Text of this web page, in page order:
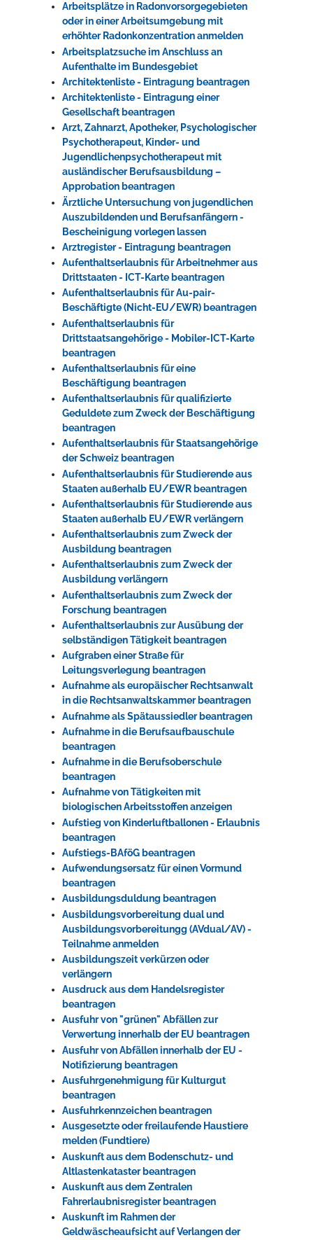
Arbeitsplätze in Radonvorsorgegebieten
oder in einer Arbeitsumgebung mit
erhöhter Radonkonzentration anmelden
Arbeitsplatzsuche im Anschluss an
Aufenthalte im Bundesgebiet
Architektenliste - Eintragung beantragen
Architektenliste - Eintragung einer
Gesellschaft beantragen
Arzt, Zahnarzt, Apotheker, Psychologischer
Psychotherapeut, Kinder- und
Jugendlichenpsychotherapeut mit
ausländischer Berufsausbildung –
Approbation beantragen
Ärztliche Untersuchung von jugendlichen
Auszubildenden und Berufsanfängern -
Bescheinigung vorlegen lassen
Arztregister - Eintragung beantragen
Aufenthaltserlaubnis für Arbeitnehmer aus
Drittstaaten - ICT-Karte beantragen
Aufenthaltserlaubnis für Au-pair-
Beschäftigte (Nicht-EU/EWR) beantragen
Aufenthaltserlaubnis für
Drittstaatsangehörige - Mobiler-ICT-Karte
beantragen
Aufenthaltserlaubnis für eine
Beschäftigung beantragen
Aufenthaltserlaubnis für qualifizierte
Geduldete zum Zweck der Beschäftigung
beantragen
Aufenthaltserlaubnis für Staatsangehörige
der Schweiz beantragen
Aufenthaltserlaubnis für Studierende aus
Staaten außerhalb EU/EWR beantragen
Aufenthaltserlaubnis für Studierende aus
Staaten außerhalb EU/EWR verlängern
Aufenthaltserlaubnis zum Zweck der
Ausbildung beantragen
Aufenthaltserlaubnis zum Zweck der
Ausbildung verlängern
Aufenthaltserlaubnis zum Zweck der
Forschung beantragen
Aufenthaltserlaubnis zur Ausübung der
selbständigen Tätigkeit beantragen
Aufgraben einer Straße für
Leitungsverlegung beantragen
Aufnahme als europäischer Rechtsanwalt
in die Rechtsanwaltskammer beantragen
Aufnahme als Spätaussiedler beantragen
Aufnahme in die Berufsaufbauschule
beantragen
Aufnahme in die Berufsoberschule
beantragen
Aufnahme von Tätigkeiten mit
biologischen Arbeitsstoffen anzeigen
Aufstieg von Kinderluftballonen - Erlaubnis
beantragen
Aufstiegs-BAföG beantragen
Aufwendungsersatz für einen Vormund
beantragen
Ausbildungsduldung beantragen
Ausbildungsvorbereitung dual und
Ausbildungsvorbereitungg (AVdual/AV) -
Teilnahme anmelden
Ausbildungszeit verkürzen oder
verlängern
Ausdruck aus dem Handelsregister
beantragen
Ausfuhr von "grünen" Abfällen zur
Verwertung innerhalb der EU beantragen
Ausfuhr von Abfällen innerhalb der EU -
Notifizierung beantragen
Ausfuhrgenehmigung für Kulturgut
beantragen
Ausfuhrkennzeichen beantragen
Ausgesetzte oder freilaufende Haustiere
melden (Fundtiere)
Auskunft aus dem Bodenschutz- und
Altlastenkataster beantragen
Auskunft aus dem Zentralen
Fahrerlaubnisregister beantragen
Auskunft im Rahmen der
Geldwäscheaufsicht auf Verlangen der